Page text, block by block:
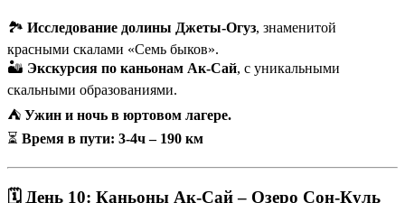
🏞 Исследование долины Джеты-Огуз, знаменитой
красными скалами «Семь быков».
🏜 Экскурсия по каньонам Ак-Сай, с уникальными
скальными образованиями.
⛺ Ужин и ночь в юртовом лагере.
⏳ Время в пути: 3-4ч – 190 км
🗓 День 10: Каньоны Ак-Сай – Озеро Сон-Куль